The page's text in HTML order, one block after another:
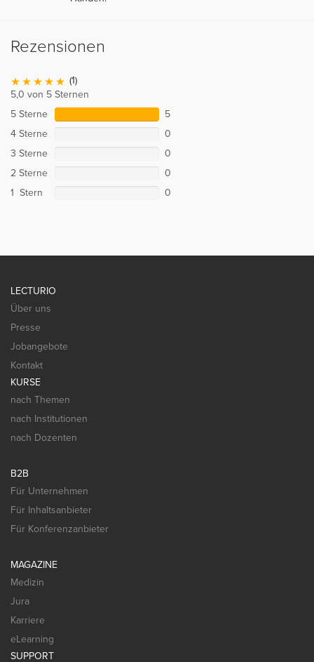
Rezensionen
(1)
5,0 von 5 Sternen
5 Sterne
5
4 Sterne
0
3 Sterne
0
2 Sterne
0
1 Stern
0
LECTURIO
Über uns
Presse
Jobangebote
Kontakt
KURSE
nach Themen
nach Institutionen
nach Dozenten
B2B
Für Unternehmen
Für Inhaltsanbieter
Für Konferenzanbieter
MAGAZINE
Medizin
Jura
Karriere
eLearning
SUPPORT